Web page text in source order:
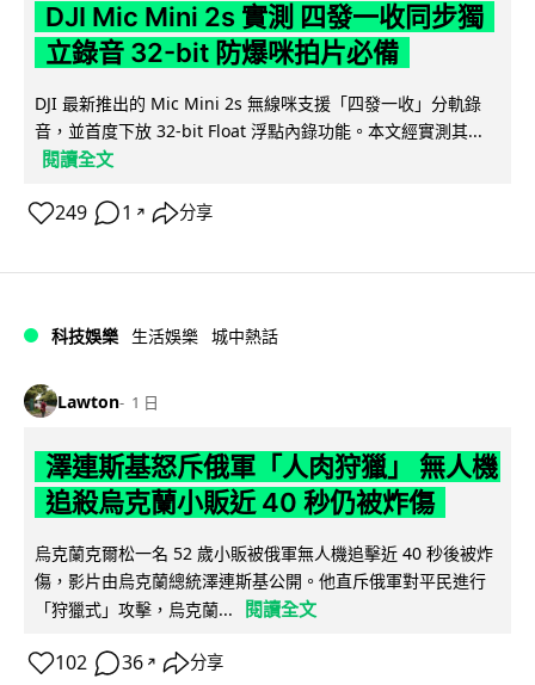
DJI Mic Mini 2s 實測 四發一收同步獨
立錄音 32-bit 防爆咪拍片必備
DJI 最新推出的 Mic Mini 2s 無線咪支援「四發一收」分軌錄
音，並首度下放 32-bit Float 浮點內錄功能。本文經實測其...
閱讀全文
249 1 ↗ 分享
科技娛樂 生活娛樂 城中熱話
Lawton 1 日
澤連斯基怒斥俄軍「人肉狩獵」 無人機
追殺烏克蘭小販近 40 秒仍被炸傷
烏克蘭克爾松一名 52 歲小販被俄軍無人機追擊近 40 秒後被炸
傷，影片由烏克蘭總統澤連斯基公開。他直斥俄軍對平民進行
「狩獵式」攻擊，烏克蘭...
閱讀全文
102 36 ↗ 分享